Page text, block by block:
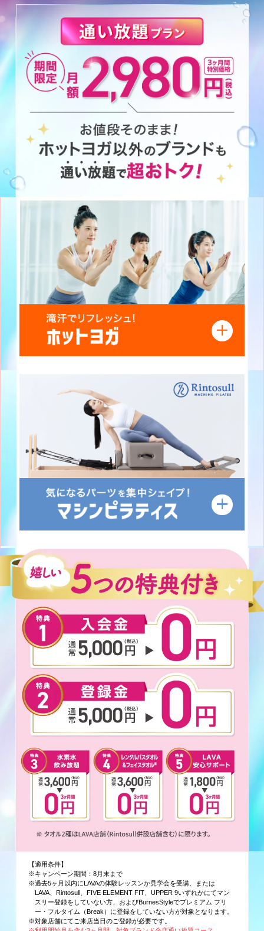
【適用条件】
※キャンペーン期間：8月末まで
※過去5ヶ月以内にLAVAの体験レッスンか見学会を受講、または
LAVA、Rintosull、FIVE ELEMENT FIT、UPPER 9いずれかにてマン
スリー登録をしていない方、およびBurnesStyleでプレミアム フリ
ー・フルタイム（Break）に登録をしていない方が対象となります。
※対象店舗にてご来店当日のご登録が必要です。